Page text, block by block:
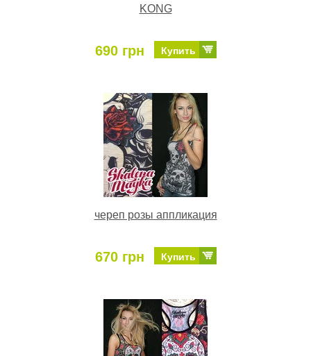
KONG
690 грн Купить
череп розы аппликация
670 грн Купить